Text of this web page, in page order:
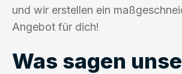
und wir erstellen ein
Angebot für dich!
Was sagen